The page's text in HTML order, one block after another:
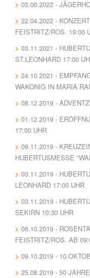
03.06.2022 -
22.04.2022 -
FEISTRITZ/ROS. 19:00
03.11.2021 -
ST.LEONHARD 17:00
24.10.2021 -
WAKONIG IN MARIA
08.12.2019 -
01.12.2019 -
17:00 UHR
09.11.2019 -
HUBERTUSMESSE
03.11.2019 -
LEONHARD 17:00 UHR
03.11.2019 -
SEKIRN 10:30 UHR
06.10.2019 -
FEISTRITZ/ROS. AB
09.10.2019 -
25.08.2019 - 50